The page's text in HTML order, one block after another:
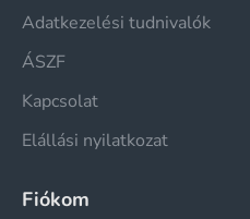
Adatkezelési tudnivalók
ÁSZF
Kapcsolat
Elállási nyilatkozat
Fiókom